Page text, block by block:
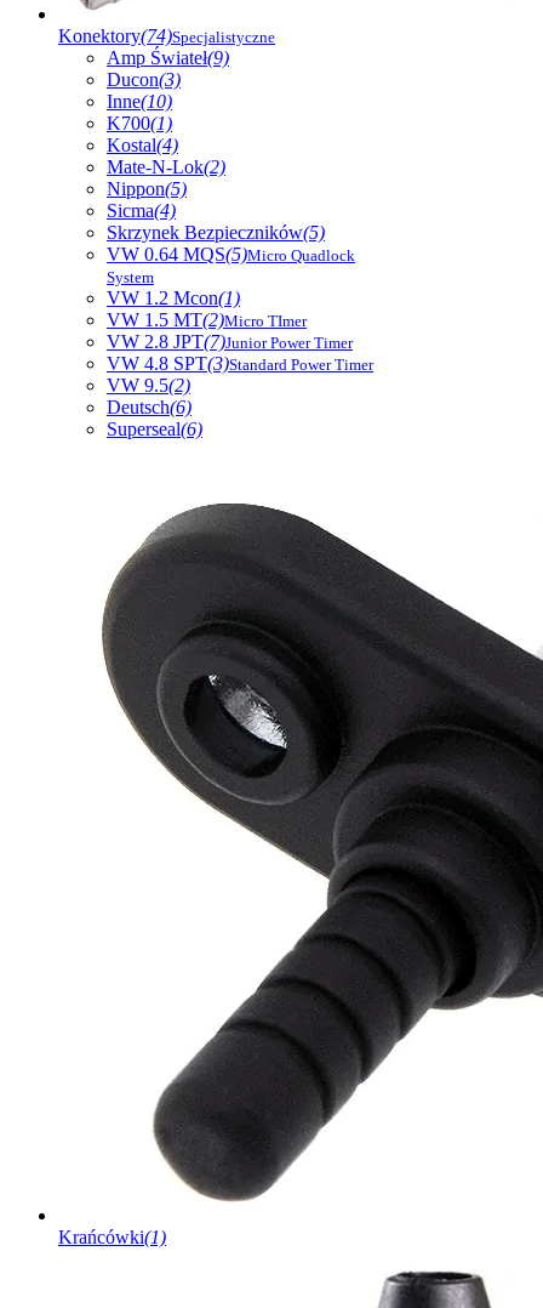
Konektory(74)Specjalistyczne
Amp Świateł(9)
Ducon(3)
Inne(10)
K700(1)
Kostal(4)
Mate-N-Lok(2)
Nippon(5)
Sicma(4)
Skrzynek Bezpieczników(5)
VW 0.64 MQS(5)Micro Quadlock
System
VW 1.2 Mcon(1)
VW 1.5 MT(2)Micro TImer
VW 2.8 JPT(7)Junior Power Timer
VW 4.8 SPT(3)Standard Power Timer
VW 9.5(2)
Deutsch(6)
Superseal(6)
Krańcówki(1)